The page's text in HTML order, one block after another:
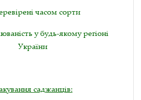
часом сорти
у будь-якому регіоні
України
саджанців: